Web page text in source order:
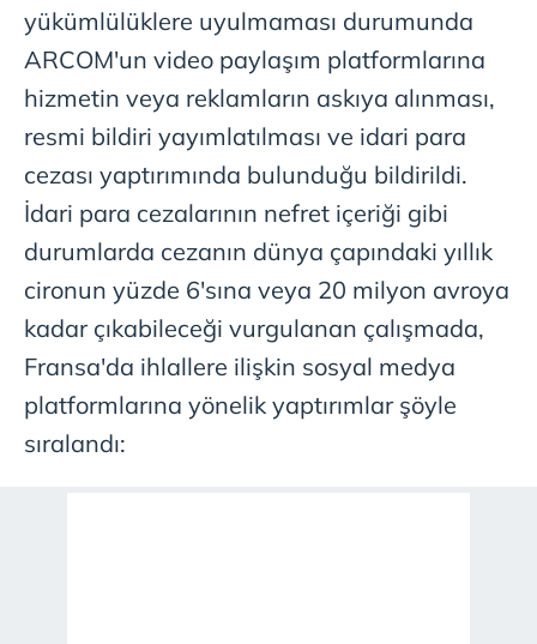
yükümlülüklere uyulmaması durumunda
ARCOM'un video paylaşım platformlarına
hizmetin veya reklamların askıya alınması,
resmi bildiri yayımlatılması ve idari para
cezası yaptırımında bulunduğu bildirildi.
İdari para cezalarının nefret içeriği gibi
durumlarda cezanın dünya çapındaki yıllık
cironun yüzde 6'sına veya 20 milyon avroya
kadar çıkabileceği vurgulanan çalışmada,
Fransa'da ihlallere ilişkin sosyal medya
platformlarına yönelik yaptırımlar şöyle
sıralandı: